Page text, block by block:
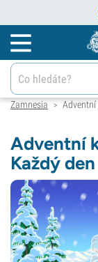
Zamnesia > Adventní
Adventní
Každý